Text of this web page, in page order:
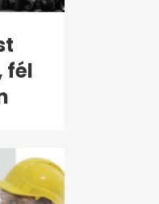
fél